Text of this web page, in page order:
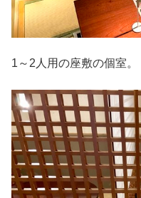
1～2人用の座敷の個室。